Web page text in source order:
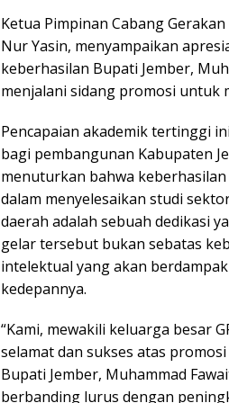
Ketua Pimpinan Cabang
Nur Yasin, menyampaikan
keberhasilan Bupati Jember,
menjalani sidang promosi untuk
Pencapaian akademik tertinggi
bagi pembangunan Kabupaten
menuturkan bahwa
dalam menyelesaikan studi
daerah adalah sebuah dedikasi
gelar tersebut bukan sebatas
intelektual yang akan
kedepannya.
“Kami, mewakili keluarga besar
selamat dan sukses atas
Bupati Jember, Muhammad
berbanding lurus dengan